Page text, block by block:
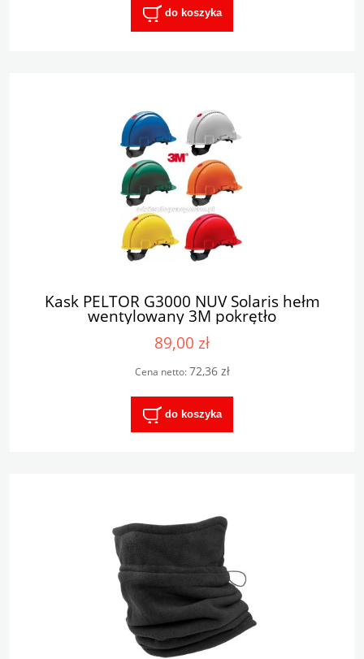
do koszyka
Kask PELTOR G3000 NUV Solaris hełm
wentylowany 3M pokrętło
89,00 zł
Cena netto:72,36 zł
do koszyka